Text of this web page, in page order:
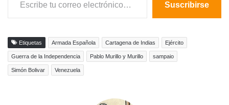
Suscribirse
Etiquetas Armada Española Cartagena de Indias Ejército
Guerra de la Independencia Pablo Murillo y Murillo sampaio
Simón Bolivar Venezuela